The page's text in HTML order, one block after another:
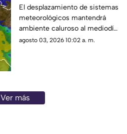
aquí el reporte de hoy
El desplazamiento de sistemas
meteorológicos mantendrá
ambiente caluroso al mediodía
y precipitaciones por la tarde.
agosto 03, 2026 10:02 a. m.
Ver más